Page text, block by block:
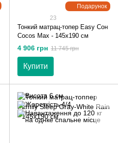
Подарунок
23
Тонкий матрац-топер Easy Сон
Cocos Max - 145х190 см
4 906 грн 11 745 грн
Купити